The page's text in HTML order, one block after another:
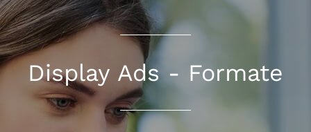
Display Ads - Formate